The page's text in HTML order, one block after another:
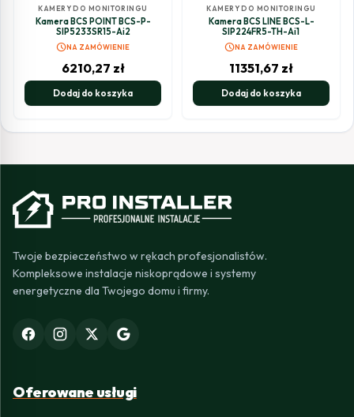
KAMERY DO MONITORINGU
Kamera BCS POINT BCS-P-
SIP5233SR15-Ai2
scheduleNA ZAMÓWIENIE
6210,27 zł
Dodaj do koszyka
KAMERY DO MONITORINGU
Kamera BCS LINE BCS-L-
SIP224FR5-TH-Ai1
scheduleNA ZAMÓWIENIE
11351,67 zł
Dodaj do koszyka
Twoje bezpieczeństwo w rękach profesjonalistów.
Kompleksowe instalacje niskoprądowe i systemy
energetyczne dla Twojego domu i firmy.
Oferowane usługi